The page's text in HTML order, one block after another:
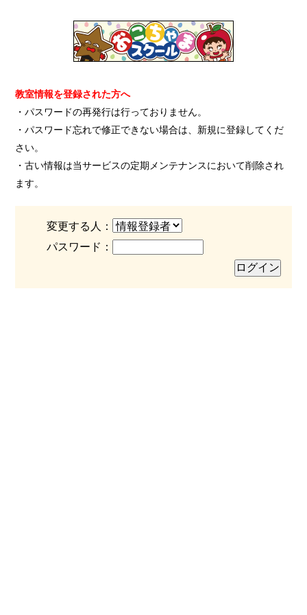
教室情報を登録された方へ
・パスワードの再発行は行っておりません。
・パスワード忘れで修正できない場合は、新規に登録してくだ
さい。
・古い情報は当サービスの定期メンテナンスにおいて削除され
ます。
変更する人：
パスワード：